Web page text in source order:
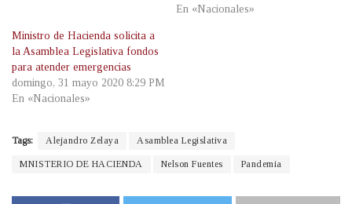
En «Nacionales»
Ministro de Hacienda solicita a
la Asamblea Legislativa fondos
para atender emergencias
domingo, 31 mayo 2020 8:29 PM
En «Nacionales»
Tags: Alejandro Zelaya Asamblea Legislativa
MNISTERIO DE HACIENDA Nelson Fuentes Pandemia